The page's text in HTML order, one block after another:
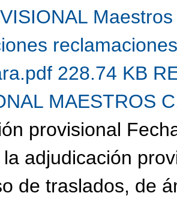
228.74 KB
MAESTROS
provisional
adjudicación
de traslados, de